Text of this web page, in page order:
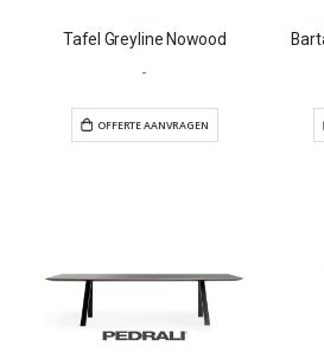
Tafel Greyline Nowood
-
OFFERTE AANVRAGEN